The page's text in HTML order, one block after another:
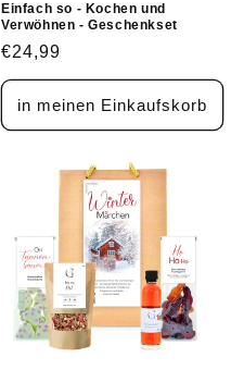
Einfach so - Kochen und
Verwöhnen - Geschenkset
Normaler
Preis
€24,99
in meinen Einkaufskorb